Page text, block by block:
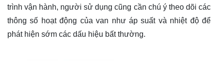
trình vận hành, người sử dụng cũng cần chú ý theo dõi các
thông số hoạt động của van như áp suất và nhiệt độ để
phát hiện sớm các dấu hiệu bất thường.